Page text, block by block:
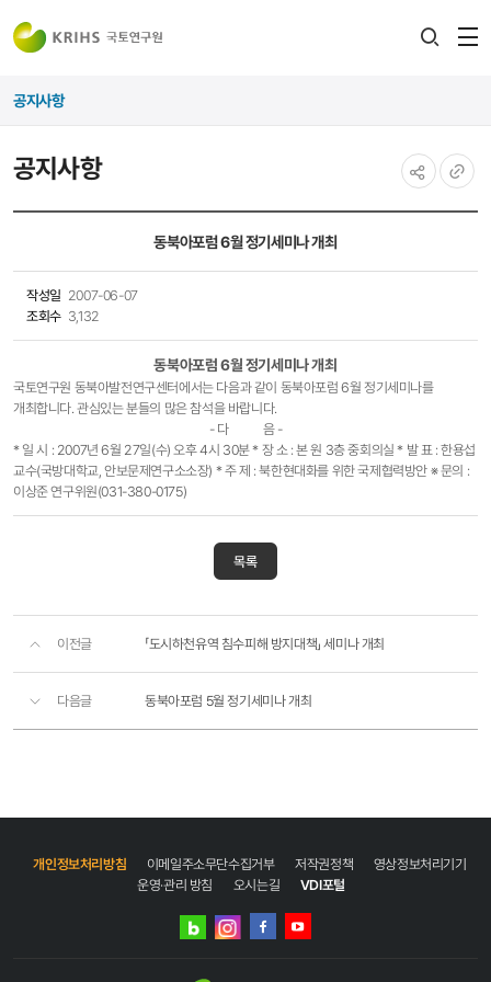
공지사항
공지사항
동북아포럼 6월 정기세미나 개최
작성일 2007-06-07
조회수 3,132
동북아포럼 6월 정기세미나 개최
국토연구원 동북아발전연구센터에서는 다음과 같이 동북아포럼 6월 정기세미나를
개최합니다. 관심있는 분들의 많은 참석을 바랍니다.
- 다 음 -
* 일 시 : 2007년 6월 27일(수) 오후 4시 30분 * 장 소 : 본 원 3층 중회의실 * 발 표 : 한용섭
교수(국방대학교, 안보문제연구소소장) * 주 제 : 북한현대화를 위한 국제협력방안 ※ 문의 :
이상준 연구위원(031-380-0175)
목록
이전글 「도시하천유역 침수피해 방지대책」 세미나 개최
다음글 동북아포럼 5월 정기세미나 개최
개인정보처리방침 이메일주소무단수집거부 저작권정책
영상정보처리기기
운영·관리 방침
오시는길 VDI포털
네이버
인스타그램